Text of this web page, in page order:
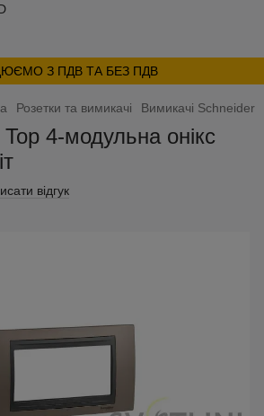
З ПДВ ТА БЕЗ ПДВ
Розетки та вимикачі Вимикачі Schneider
4-модульна онікс
відгук